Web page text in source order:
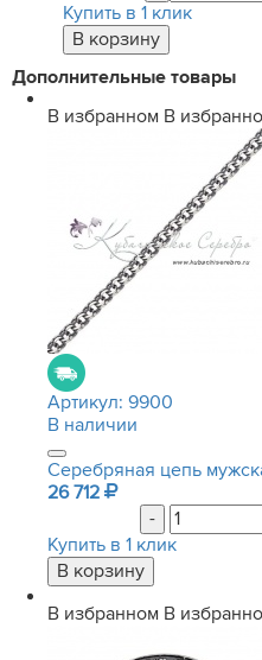
Купить в 1 клик
Дополнительные товары
В избранном В
Артикул: 9900
В наличии
Серебряная цепь
26 712
-
Купить в 1 клик
В избранном В